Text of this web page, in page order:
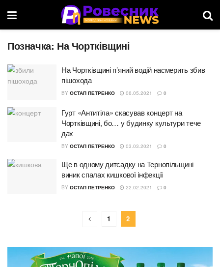
Позначка: На Чортківщині
На Чортківщині п’яний водій насмерить збив
пішохода
BY ОСТАП ПЕТРЕНКО 06.05.2021 0
Гурт «Антитіла» скасував концерт на
Чортківщині, бо… у будинку культури тече
дах
BY ОСТАП ПЕТРЕНКО 03.03.2021 0
Ще в одному дитсадку на Тернопільщині
виник спалах кишкової інфекції
BY ОСТАП ПЕТРЕНКО 22.02.2021 0
1 2